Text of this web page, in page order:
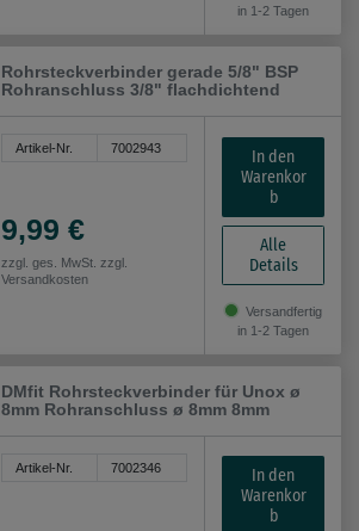
in 1-2 Tagen
Rohrsteckverbinder gerade 5/8" BSP
Rohranschluss 3/8" flachdichtend
Artikel-Nr. 7002943
9,99 €
zzgl. ges. MwSt. zzgl.
Versandkosten
In den
Warenkor
b
Alle
Details
Versandfertig
in 1-2 Tagen
DMfit Rohrsteckverbinder für Unox ø
8mm Rohranschluss ø 8mm 8mm
Artikel-Nr. 7002346
In den
Warenkor
b